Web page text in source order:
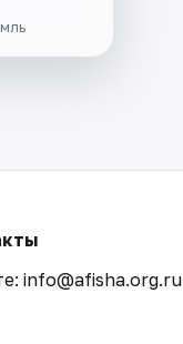
info@afisha.org.ru